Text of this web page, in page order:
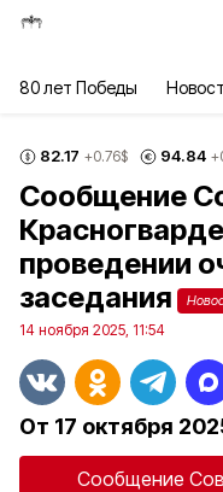
80 лет Победы
82.17 +0.76$ 94.84
Сообщение
проведении
заседания
14 ноября 2025, 11:54
От 17 октября
Сообщение